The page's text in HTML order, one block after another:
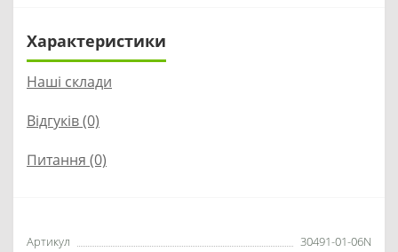
Характеристики
Наші склади
Відгуків (0)
Питання (0)
Артикул
30491-01-06N